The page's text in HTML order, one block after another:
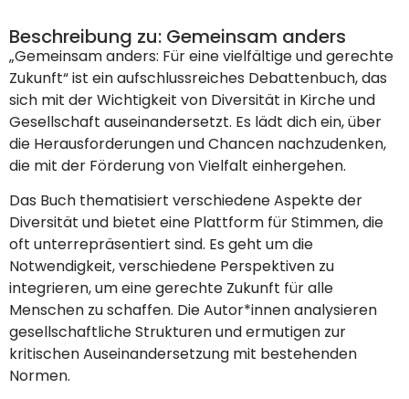
Beschreibung zu: Gemeinsam anders
„Gemeinsam anders: Für eine vielfältige und gerechte
Zukunft“ ist ein aufschlussreiches Debattenbuch, das
sich mit der Wichtigkeit von Diversität in Kirche und
Gesellschaft auseinandersetzt. Es lädt dich ein, über
die Herausforderungen und Chancen nachzudenken,
die mit der Förderung von Vielfalt einhergehen.
Das Buch thematisiert verschiedene Aspekte der
Diversität und bietet eine Plattform für Stimmen, die
oft unterrepräsentiert sind. Es geht um die
Notwendigkeit, verschiedene Perspektiven zu
integrieren, um eine gerechte Zukunft für alle
Menschen zu schaffen. Die Autor*innen analysieren
gesellschaftliche Strukturen und ermutigen zur
kritischen Auseinandersetzung mit bestehenden
Normen.